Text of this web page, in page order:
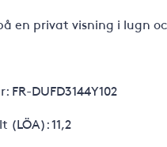
en privat visning i lugn
FR-DUFD3144Y102
(LÖA): 11,2